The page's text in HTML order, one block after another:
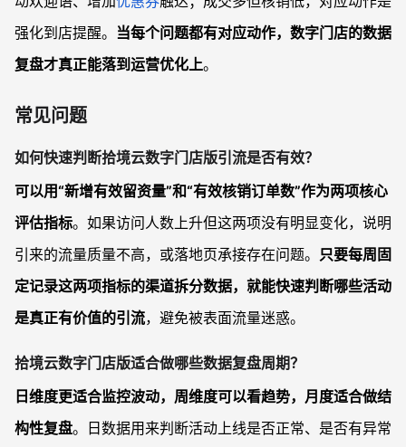
强化到店提醒。 当每个问题都有对应动作，数字门店的数据
复盘才真正能落到运营优化上。
常见问题
如何快速判断拾境云数字门店版引流是否有效？
可以用“新增有效留资量”和“有效核销订单数”作为两项核心
评估指标。如果访问人数上升但这两项没有明显变化，说明
引来的流量质量不高，或落地页承接存在问题。 只要每周固
定记录这两项指标的渠道拆分数据，就能快速判断哪些活动
是真正有价值的引流，避免被表面流量迷惑。
拾境云数字门店版适合做哪些数据复盘周期？
日维度更适合监控波动，周维度可以看趋势，月度适合做结
构性复盘。日数据用来判断活动上线是否正常、是否有异常